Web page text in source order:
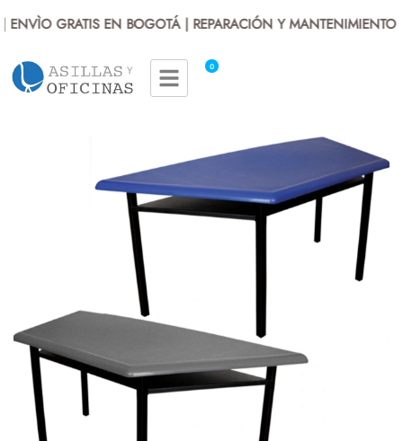
GRATIS EN BOGOTÁ | REPARACIÓN Y MANTENIMIENTO
0